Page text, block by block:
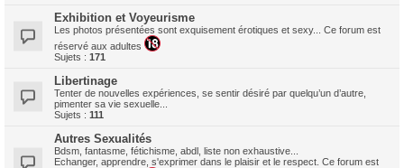
Exhibition et Voyeurisme
Les photos présentées sont exquisement érotiques et sexy... Ce forum est
réservé aux adultes
Sujets : 171
Libertinage
Tenter de nouvelles expériences, se sentir désiré par quelqu’un d’autre,
pimenter sa vie sexuelle...
Sujets : 111
Autres Sexualités
Bdsm, fantasme, fétichisme, abdl, liste non exhaustive...
Echanger, apprendre, s'exprimer dans le plaisir et le respect. Ce forum est